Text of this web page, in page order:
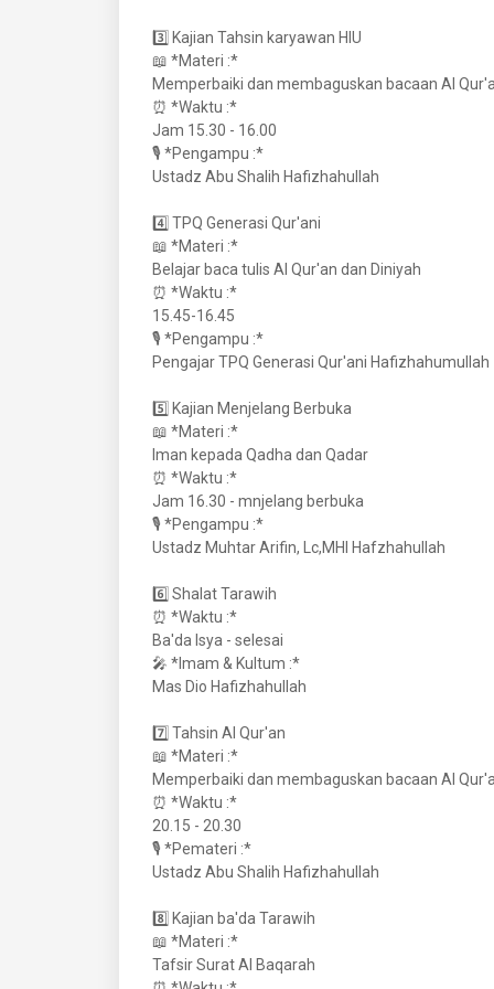
3️⃣ Kajian Tahsin karyawan HIU
📖 *Materi :*
Memperbaiki dan membaguskan bacaan Al
⏰ *Waktu :*
Jam 15.30 - 16.00
🎙️ *Pengampu :*
Ustadz Abu Shalih Hafizhahullah
4️⃣ TPQ Generasi Qur'ani
📖 *Materi :*
Belajar baca tulis Al Qur'an dan Diniyah
⏰ *Waktu :*
15.45-16.45
🎙️ *Pengampu :*
Pengajar TPQ Generasi Qur'ani Hafizhahumullah
5️⃣ Kajian Menjelang Berbuka
📖 *Materi :*
Iman kepada Qadha dan Qadar
⏰ *Waktu :*
Jam 16.30 - mnjelang berbuka
🎙️ *Pengampu :*
Ustadz Muhtar Arifin, Lc,MHI Hafzhahullah
6️⃣ Shalat Tarawih
⏰ *Waktu :*
Ba'da Isya - selesai
🎤 *Imam & Kultum :*
Mas Dio Hafizhahullah
7️⃣ Tahsin Al Qur'an
📖 *Materi :*
Memperbaiki dan membaguskan bacaan Al
⏰ *Waktu :*
20.15 - 20.30
🎙️ *Pemateri :*
Ustadz Abu Shalih Hafizhahullah
8️⃣ Kajian ba'da Tarawih
📖 *Materi :*
Tafsir Surat Al Baqarah